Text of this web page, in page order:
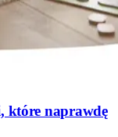
które naprawdę